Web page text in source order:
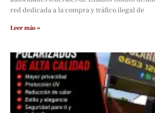
red dedicada a la compra y tráfico ilegal de
Leer más »